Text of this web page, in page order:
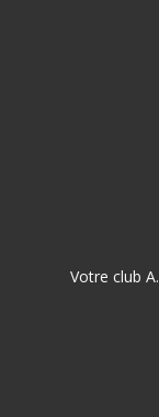
Votre club